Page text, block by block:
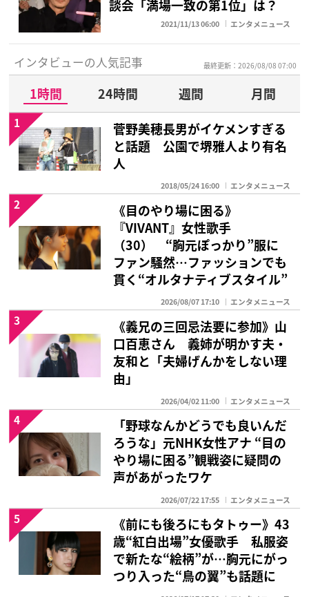
談会「満場一致の第1位」は？
2021/11/13 06:00 エンタメニュース
インタビューの人気記事 最終更新：2026/08/08 07:00
1時間 24時間 週間
月間
菅野美穂長男がイケメンすぎる
と話題 公園で堺雅人より有名
人
2018/05/24 16:00 エンタメニュース
1
《目のやり場に困る》
『VIVANT』女性歌手
（30） “胸元ぽっかり”服に
ファン騒然…ファッションでも
貫く“オルタナティブスタイル”
2026/08/07 17:10 エンタメニュース
2
《義兄の三回忌法要に参加》山
口百恵さん 義姉が明かす夫・
友和と「夫婦げんかをしない理
由」
2026/04/02 11:00 エンタメニュース
3
「野球なんかどうでも良いんだ
ろうな」元NHK女性アナ “目の
やり場に困る”観戦姿に疑問の
声があがったワケ
2026/07/22 17:55 エンタメニュース
4
《前にも後ろにもタトゥー》43
歳“紅白出場”女優歌手 私服姿
で新たな“絵柄”が…胸元にがっ
つり入った“鳥の翼”も話題に
5